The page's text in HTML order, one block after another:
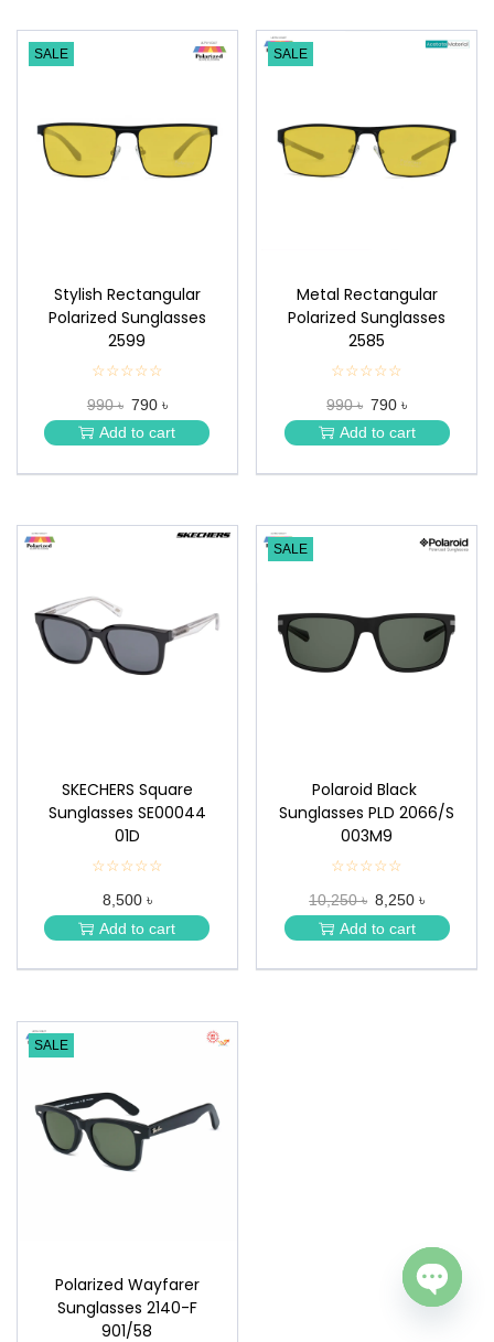
SALE
Stylish Rectangular
Polarized Sunglasses
2599
☆☆☆☆☆
★
★
★
★
990 ৳ 790 ৳
Add to cart
SALE
Metal Rectangular
Polarized Sunglasses
2585
☆☆☆☆☆
★
★
★
★
990 ৳ 790 ৳
Add to cart
SKECHERS Square
Sunglasses SE00044
01D
☆☆☆☆☆
★
★
★
★
8,500 ৳
Add to cart
SALE
Polaroid Black
Sunglasses PLD 2066/S
003M9
☆☆☆☆☆
★
★
★
★
10,250 ৳ 8,250 ৳
Add to cart
SALE
Polarized Wayfarer
Sunglasses 2140-F
901/58